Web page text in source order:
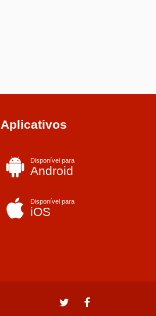
Aplicativos
Disponível para
Android
Disponível para
iOS